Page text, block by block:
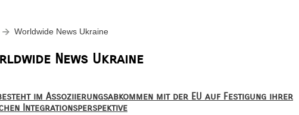
Worldwide News Ukraine
News Ukraine
im Assoziierungsabkommen mit der EU auf Festigung ihrer
Integrationsperspektive